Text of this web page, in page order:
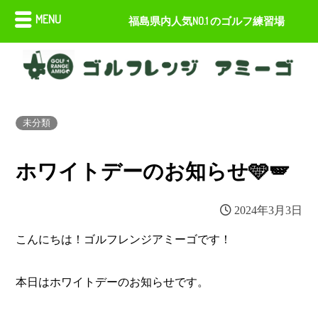
未分類
ホワイトデーのお知らせ🩵🪽
2024年3月3日
こんにちは！ゴルフレンジアミーゴです！
本日はホワイトデーのお知らせです。
MENU 福島県内人気NO.1 のゴルフ練習場